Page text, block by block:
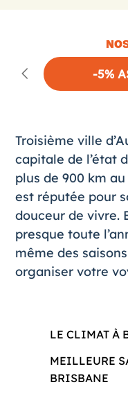
-5%
Troisième ville
capitale de l’état
plus de 900 km
est réputée pour
douceur de vivre.
presque toute
même des
organiser votre
LE CLIMAT À
MEILLEURE
BRISBANE